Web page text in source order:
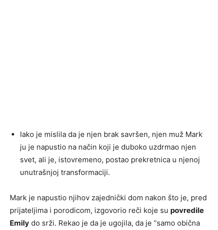
Iako je mislila da je njen brak savršen, njen muž Mark
ju je napustio na način koji je duboko uzdrmao njen
svet, ali je, istovremeno, postao prekretnica u njenoj
unutrašnjoj transformaciji.
Mark je napustio njihov zajednički dom nakon što je, pred
prijateljima i porodicom, izgovorio reči koje su povredile
Emily do srži. Rekao je da je ugojila, da je “samo obična